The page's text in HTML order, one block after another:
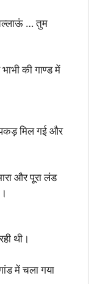
… तुम
की गाण्ड में
मिल गई और
और पूरा लंड
थी।
में चला गया